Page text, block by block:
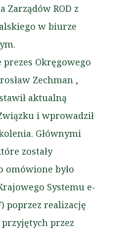
Zarządów ROD z
w biurze
prezes Okręgowego
Zechman ,
aktualną
i wprowadził
Głównymi
zostały
omówione było
Systemu e-
poprzez realizację
przez